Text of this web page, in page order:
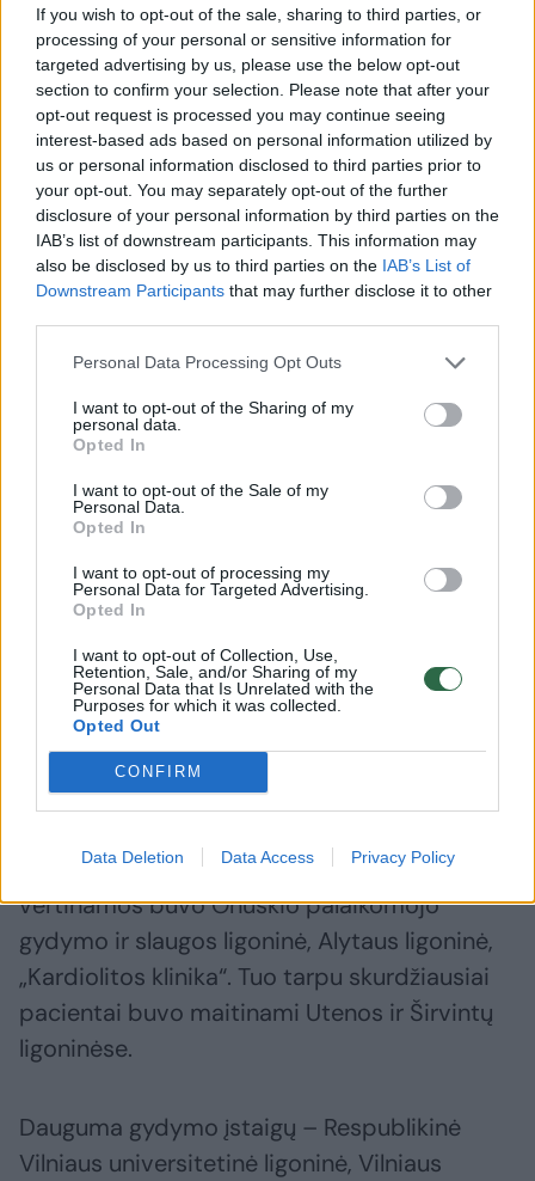
If you wish to opt-out of the sale, sharing to third parties, or
processing of your personal or sensitive information for
targeted advertising by us, please use the below opt-out
section to confirm your selection. Please note that after your
opt-out request is processed you may continue seeing
interest-based ads based on personal information utilized by
us or personal information disclosed to third parties prior to
your opt-out. You may separately opt-out of the further
disclosure of your personal information by third parties on the
IAB’s list of downstream participants. This information may
also be disclosed by us to third parties on the IAB’s List of
Downstream Participants that may further disclose it to other
Personal Data Processing Opt Outs
I want to opt-out of the Sharing of my
personal data.
Opted In
I want to opt-out of the Sale of my
Personal Data.
Opted In
I want to opt-out of processing my
Personal Data for Targeted Advertising.
Opted In
I want to opt-out of Collection, Use,
Retention, Sale, and/or Sharing of my
Personal Data that Is Unrelated with the
Purposes for which it was collected.
Opted Out
CONFIRM
Data Deletion Data Access Privacy Policy
produktų − jogurtų, pasukų, varškės. Arbata
dažniausiai patiekiama tik saldinta. Maistas
dažnai vėsesnis nei norma. Nėra pasirinkimo
galimybių, pavyzdžiui, cukraus, riebalų,
užkandžių. Dažnai neduodami valgomieji
įrankiai ir puodeliai“, – problemas vardija A.
Kranauskas.
Anot jo, lyginant įstaigas pagal miestų,
kuriame jos yra, dydį, pastebėta tendencija,
kad mažų miestų įstaigose mažiau skiriama
lėšų pacientų maitinimui, indams ir įrangai.
kokybė, tačiau tai tikrai nėra taisyklė. Svarbu
paminėti ir tai, kad kai kurios įstaigos maistą
gamina pačios arba perka maitinimo
paslaugą. Pastebėta, kad kai paslauga
perkama iš šalies, maitinimo kaina būna
aukštesnė, tačiau kokybė – blogesnė ir
sunkiau valdoma.
Šių vizitų metu aplankytose gydymo
nuo labai gero iki skurdaus. Geriausiai
vertinamos buvo Onuškio palaikomojo
gydymo ir slaugos ligoninė, Alytaus ligoninė,
„Kardiolitos klinika“. Tuo tarpu skurdžiausiai
pacientai buvo maitinami Utenos ir Širvintų
ligoninėse.
Dauguma gydymo įstaigų – Respublikinė
Vilniaus universitetinė ligoninė, Vilniaus